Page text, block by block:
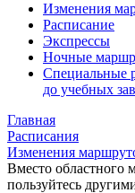
Изменения
Расписание
Экспрессы
Ночные
Специальные
до учебных
Главная
Расписания
Изменения
Вместо областного
пользуйтесь